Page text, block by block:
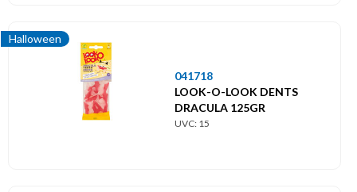
Halloween
041718
LOOK-O-LOOK DENTS
DRACULA 125GR
UVC: 15